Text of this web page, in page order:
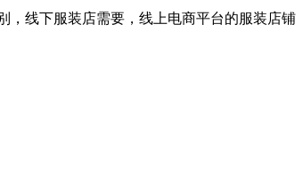
，线下服装店需要，线上电商平台的服装店铺